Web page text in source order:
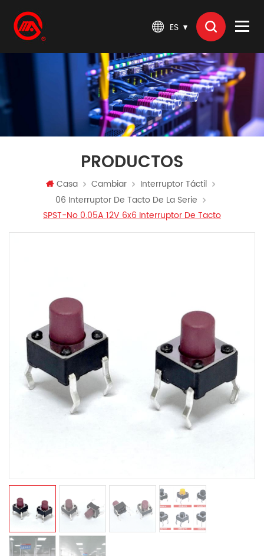
ES
PRODUCTOS
Casa Cambiar
Interruptor Táctil
06 Interruptor De Tacto De La Serie
SPST-No 0.05A 12V 6x6 Interruptor De Tacto